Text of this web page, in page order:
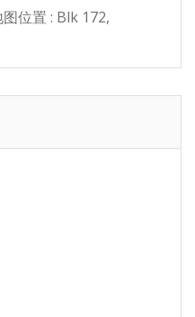
位置 : Blk 172,